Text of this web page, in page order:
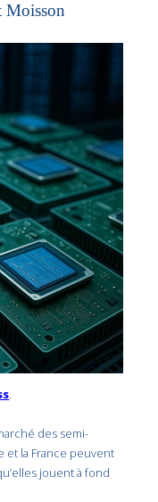
Moisson
.
des semi-
et la France peuvent
jouent à fond